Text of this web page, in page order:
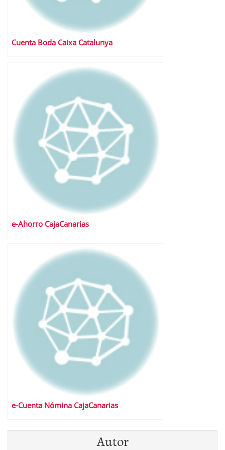
Cuenta Boda Caixa Catalunya
e-Ahorro CajaCanarias
e-Cuenta Nómina CajaCanarias
Autor